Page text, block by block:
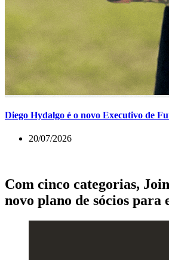
Diego Hydalgo é o novo Executivo de
20/07/2026
Com cinco categorias,
novo plano de sócios para